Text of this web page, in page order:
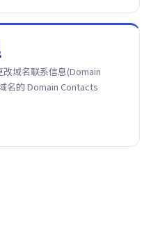
域名联系信息(Domain
名的 Domain Contacts